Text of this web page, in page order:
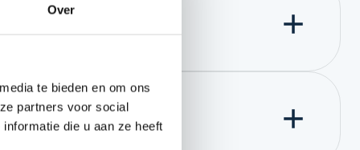
Over
te bieden en om ons
partners voor social
die u aan ze heeft